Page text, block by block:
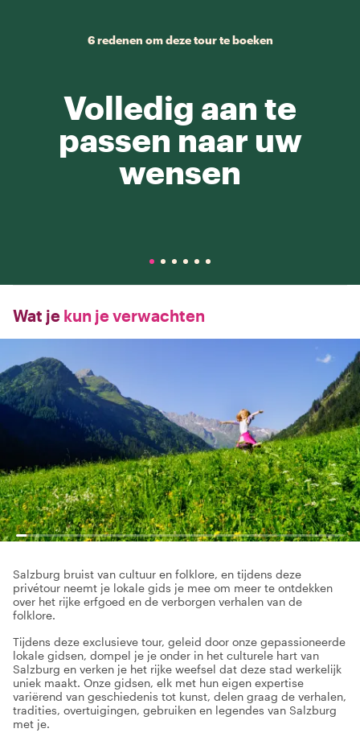
6 redenen om deze tour te boeken
Volledig aan te
passen naar uw
wensen
Wat je kun je verwachten
Salzburg bruist van cultuur en folklore, en tijdens deze
privétour neemt je lokale gids je mee om meer te ontdekken
over het rijke erfgoed en de verborgen verhalen van de
folklore.
Tijdens deze exclusieve tour, geleid door onze gepassioneerde
lokale gidsen, dompel je je onder in het culturele hart van
Salzburg en verken je het rijke weefsel dat deze stad werkelijk
uniek maakt. Onze gidsen, elk met hun eigen expertise
variërend van geschiedenis tot kunst, delen graag de verhalen,
tradities, overtuigingen, gebruiken en legendes van Salzburg
met je.